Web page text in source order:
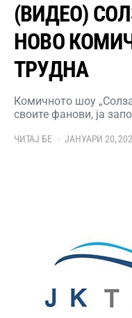
(ВИДЕО)
НОВО
ТРУДНА
Комичното шоу
своите фанови, ја
ЧИТАЈ БЕ ЈАНУАРИ 20,